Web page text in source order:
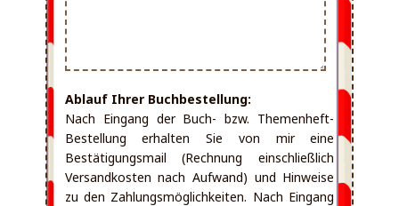
Ablauf Ihrer Buchbestellung:
Nach Eingang der Buch- bzw. Themenheft-
Bestellung erhalten Sie von mir eine
Bestätigungsmail (Rechnung einschließlich
Versandkosten nach Aufwand) und Hinweise
zu den Zahlungsmöglichkeiten. Nach Eingang